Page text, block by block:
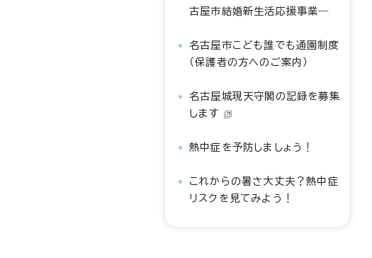
古屋市結婚新生活応援事業―
名古屋市こども誰でも通園制度
（保護者の方へのご案内）
名古屋城現天守閣の記録を募集
します
熱中症を予防しましょう！
これからの暑さ大丈夫？熱中症
リスクを見てみよう！